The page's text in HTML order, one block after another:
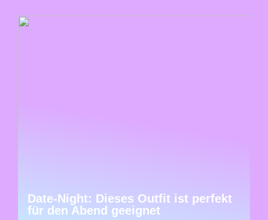
Date-Night: Dieses Outfit ist perfekt
für den Abend geeignet